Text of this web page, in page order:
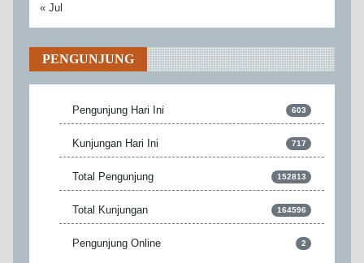
« Jul
PENGUNJUNG
Pengunjung Hari Ini 603
Kunjungan Hari Ini 717
Total Pengunjung 152813
Total Kunjungan 164596
Pengunjung Online 2